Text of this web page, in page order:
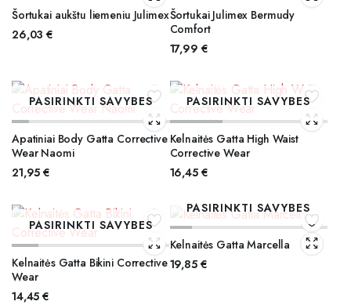
Šortukai aukštu liemeniu Julimex
26,03€
Šortukai Julimex Bermudy
Comfort
17,99 €
PASIRINKTI SAVYBES
Apatiniai Body Gatta Corrective
Wear Naomi
21,95€
PASIRINKTI SAVYBES
Kelnaitės Gatta High Waist
Corrective Wear
16,45 €
PASIRINKTI SAVYBES
Kelnaitės Gatta Bikini Corrective
Wear
14,45€
PASIRINKTI SAVYBES
Kelnaitės Gatta Marcella
19,85 €